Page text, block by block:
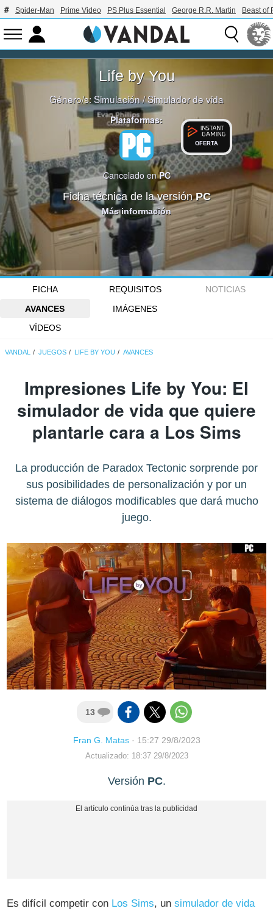
Spider-Man Prime Video PS Plus Essential George R.R. Martin Beast of
Life by You
Género/s: Simulación/Simulador de vida
Plataformas:
OFERTA
Cancelado enPC
Ficha técnica de la versiónPC
Más información
FICHA REQUISITOS
NOTICIAS
AVANCES
IMÁGENES
VÍDEOS
VANDAL JUEGOS LIFE BY YOU AVANCES
Impresiones Life by You: El
simulador de vida que quiere
plantarle cara a Los Sims
La producción de Paradox Tectonic sorprende por
sus posibilidades de personalización y por un
sistema de diálogos modificables que dará mucho
juego.
13
Fran G. Matas· 15:27 29/8/2023
Actualizado: 18:37 29/8/2023
Versión PC.
Es difícil competir con Los Sims, unsimulador de vida